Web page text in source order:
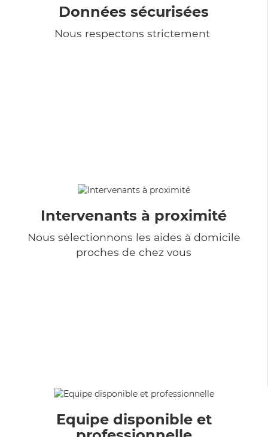
Données sécurisées
Nous respectons strictement
Intervenants à proximité
Nous sélectionnons les aides à domicile
proches de chez vous
Equipe disponible et